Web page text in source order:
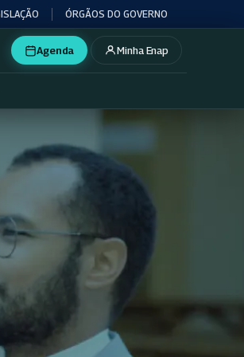
ÓRGÃOS DO GOVERNO
Agenda Minha Enap